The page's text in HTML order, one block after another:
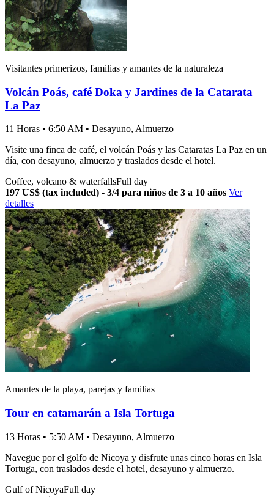
Visitantes primerizos, familias y amantes de la naturaleza
Volcán Poás, café Doka y Jardines de la Catarata
La Paz
11 Horas • 6:50 AM • Desayuno, Almuerzo
Visite una finca de café, el volcán Poás y las Cataratas La Paz en un
día, con desayuno, almuerzo y traslados desde el hotel.
Coffee, volcano & waterfallsFull day
197 US$ (tax included) - 3/4 para niños de 3 a 10 años Ver
detalles
Amantes de la playa, parejas y familias
Tour en catamarán a Isla Tortuga
13 Horas • 5:50 AM • Desayuno, Almuerzo
Navegue por el golfo de Nicoya y disfrute unas cinco horas en Isla
Tortuga, con traslados desde el hotel, desayuno y almuerzo.
Gulf of NicoyaFull day